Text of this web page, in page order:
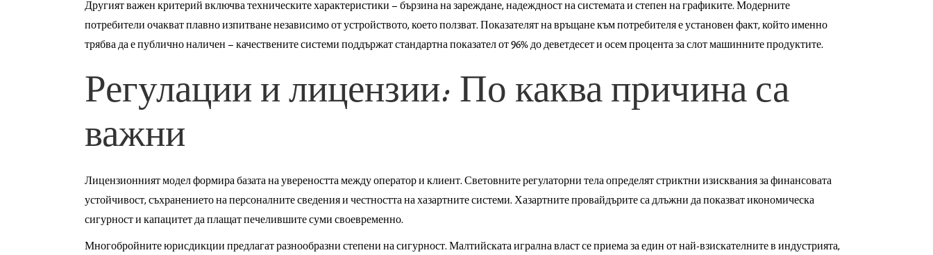
Другият важен критерий включва техническите характеристики – бързина на зареждане, надеждност на системата и степен на графиките. Модерните
потребители очакват плавно изпитване независимо от устройството, което ползват. Показателят на връщане към потребителя е установен факт, който именно
трябва да е публично наличен – качествените системи поддържат стандартна показател от 96% до деветдесет и осем процента за слот машинните продуктите.
Регулации и лицензии: По каква причина са
важни
Лицензионният модел формира базата на увереността между оператор и клиент. Световните регулаторни тела определят стриктни изисквания за финансовата
устойчивост, съхранението на персоналните сведения и честността на хазартните системи. Хазартните провайдърите са длъжни да показват икономическа
сигурност и капацитет да плащат печелившите суми своевременно.
Многобройните юрисдикции предлагат разнообразни степени на сигурност. Малтийската игрална власт се приема за един от най-взискателните в индустрията,